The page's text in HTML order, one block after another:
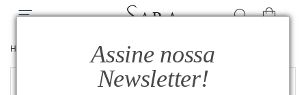
Assine nossa
Newsletter!
HOME BRINCOS